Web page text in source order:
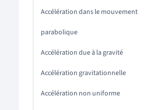
Accélération dans le mouvement
parabolique
Accélération due à la gravité
Accélération gravitationnelle
Accélération non uniforme